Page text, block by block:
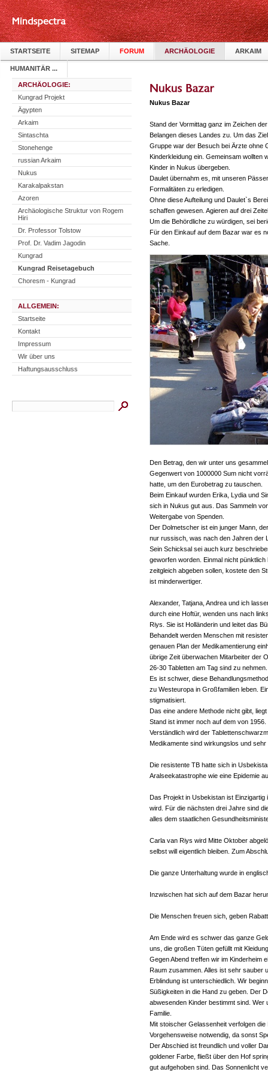
STARTSEITE SITEMAP FORUM ARCHÄOLOGIE ARKAIM
HUMANITÄR ...
ARCHÄOLOGIE:
Kungrad Projekt
Ägypten
Arkaim
Sintaschta
Stonehenge
russian Arkaim
Nukus
Karakalpakstan
Azoren
Archäologische Struktur von Rogem
Hiri
Dr. Professor Tolstow
Prof. Dr. Vadim Jagodin
Kungrad
Kungrad Reisetagebuch
Choresm - Kungrad
ALLGEMEIN:
Startseite
Kontakt
Impressum
Wir über uns
Haftungsausschluss
Nukus Bazar
Stand der Vormittag ganz im Zeichen
Belangen dieses Landes zu. Um das
Gruppe war der Besuch bei Ärzte ohne
Kinderkleidung ein. Gemeinsam wollten
Kinder in Nukus übergeben.
Daulet übernahm es, mit unseren
Formalitäten zu erledigen.
Ohne diese Aufteilung und Daulet`s
schaffen gewesen. Agieren auf drei
Um die Behördliche zu würdigen, sei
Für den Einkauf auf dem Bazar war es
Sache.
Den Betrag, den wir unter uns
Gegenwert von 1000000 Sum nicht
hatte, um den Eurobetrag zu tauschen.
Beim Einkauf wurden Erika, Lydia und
sich in Nukus gut aus. Das Sammeln
Weitergabe von Spenden.
Der Dolmetscher ist ein junger Mann,
nur russisch, was nach den Jahren der
Sein Schicksal sei auch kurz
geworfen worden. Einmal nicht
zeitgleich abgeben sollen, kostete den
ist minderwertiger.
Alexander, Tatjana, Andrea und ich
durch eine Hoftür, wenden uns nach
Riys. Sie ist Holländerin und leitet das
Behandelt werden Menschen mit
genauen Plan der Medikamentierung
übrige Zeit überwachen Mitarbeiter der
26-30 Tabletten am Tag sind zu
Es ist schwer, diese
zu Westeuropa in Großfamilien leben.
stigmatisiert.
Das eine andere Methode nicht gibt,
Stand ist immer noch auf dem von 1956.
Verständlich wird der
Medikamente sind wirkungslos und sehr
Die resistente TB hatte sich in
Aralseekatastrophe wie eine Epidemie
Das Projekt in Usbekistan ist Einzigartig
wird. Für die nächsten drei Jahre sind
alles dem staatlichen
Carla van Riys wird Mitte Oktober
selbst will eigentlich bleiben. Zum
Die ganze Unterhaltung wurde in
Inzwischen hat sich auf dem Bazar
Die Menschen freuen sich, geben
Am Ende wird es schwer das ganze
uns, die großen Tüten gefüllt mit
Gegen Abend treffen wir im Kinderheim
Raum zusammen. Alles ist sehr sauber
Erblindung ist unterschiedlich. Wir
Süßigkeiten in die Hand zu geben. Der
abwesenden Kinder bestimmt sind.
Familie.
Mit stoischer Gelassenheit verfolgen
Vorgehensweise notwendig, da sonst
Der Abschied ist freundlich und voller
goldener Farbe, fließt über den Hof
gut aufgehoben sind. Das Sonnenlicht